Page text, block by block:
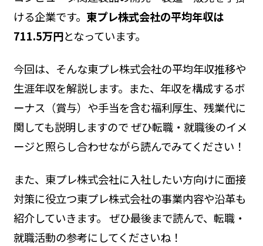
ける企業です。 東プレ株式会社の平均年収は
711.5万円となっています。
今回は、そんな東プレ株式会社の平均年収推移や
生涯年収を解説します。また、年収を構成するボ
ーナス（賞与）や手当を含む福利厚生、残業代に
関しても説明しますので ぜひ転職・就職後のイメ
ージと照らし合わせながら読んでみてください！
また、東プレ株式会社に入社したい方向けに面接
対策に役立つ東プレ株式会社の事業内容や沿革も
紹介していきます。 ぜひ最後まで読んで、転職・
就職活動の参考にしてくださいね！